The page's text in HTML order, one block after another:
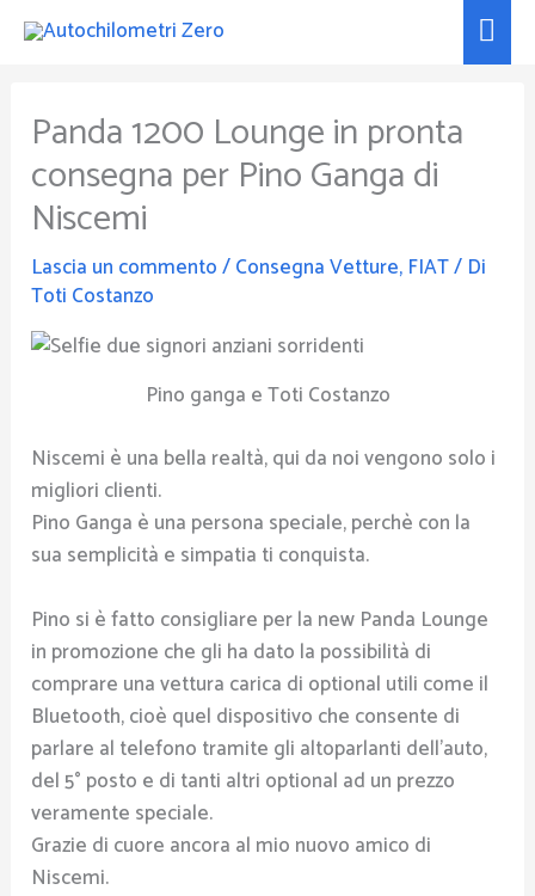
Vai
Panda 1200 Lounge in pronta
consegna per Pino Ganga di
Niscemi
Lascia un commento/Consegna Vetture, FIAT/ Di
Toti Costanzo
Pino ganga e Toti Costanzo
Niscemi è una bella realtà, qui da noi vengono solo i
migliori clienti.
Pino Ganga è una persona speciale, perchè con la
sua semplicità e simpatia ti conquista.
Pino si è fatto consigliare per la new Panda Lounge
in promozione che gli ha dato la possibilità di
comprare una vettura carica di optional utili come il
Bluetooth, cioè quel dispositivo che consente di
parlare al telefono tramite gli altoparlanti dell’auto,
del 5° posto e di tanti altri optional ad un prezzo
veramente speciale.
Grazie di cuore ancora al mio nuovo amico di
Niscemi.